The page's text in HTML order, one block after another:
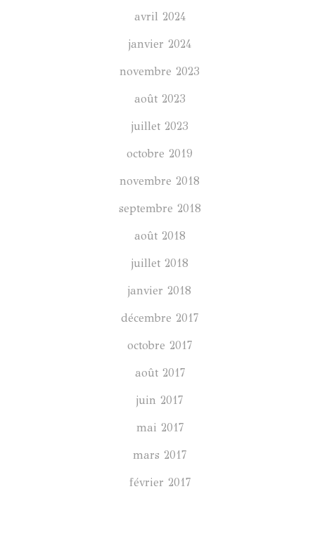
avril 2024
janvier 2024
novembre 2023
août 2023
juillet 2023
octobre 2019
novembre 2018
septembre 2018
août 2018
juillet 2018
janvier 2018
décembre 2017
octobre 2017
août 2017
juin 2017
mai 2017
mars 2017
février 2017